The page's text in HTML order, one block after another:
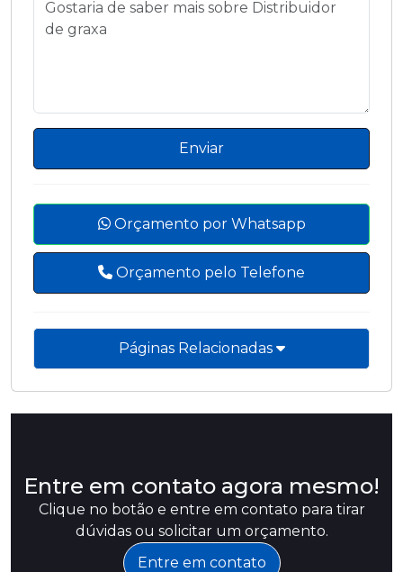
Enviar
Orçamento por Whatsapp
Orçamento pelo Telefone
Páginas Relacionadas
Entre em contato agora mesmo!
Clique no botão e entre em contato para tirar
dúvidas ou solicitar um orçamento.
Entre em contato